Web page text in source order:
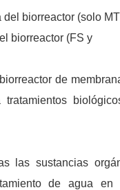
biorreactor (solo
biorreactor (FS y
de
las sustancias
de agua en